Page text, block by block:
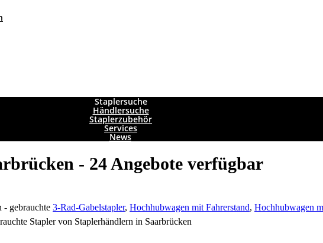
Staplersuche
Händlersuche
Staplerzubehör
Services
News
- 24 Angebote verfügbar
- gebrauchte 3-Rad-Gabelstapler, Hochhubwagen mit Fahrerstand, Hochhubwagen
Stapler von Staplerhändlern in Saarbrücken